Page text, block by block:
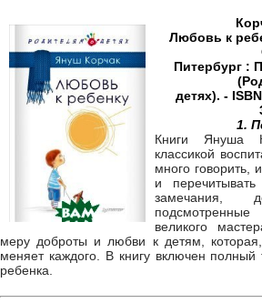
Любовь к
Питербург :
детях). -
1.
Книги Януша
классикой
много говорить,
и
замечания,
великого
меру доброты и любви к детям,
меняет каждого. В книгу включен полный
ребенка.